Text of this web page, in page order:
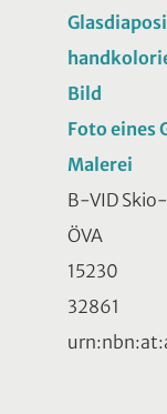
Bild
Foto eines
Malerei
B-VID
ÖVA
15230
32861